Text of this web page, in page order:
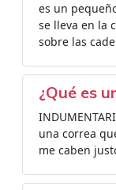
es un
se lleva en la
sobre las
¿Qué es
una correa
me caben